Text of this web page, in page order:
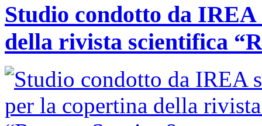
Studio condotto da
della rivista scientifica